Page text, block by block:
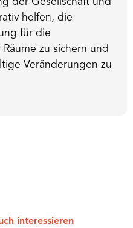
interessieren
der Gesellschaft und
helfen, die
für die
Räume zu sichern und
Veränderungen zu